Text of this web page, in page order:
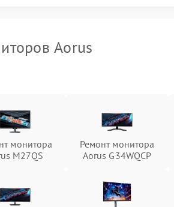
Aorus
монитора
M27QS
Ремонт монитора
Aorus G34WQCP